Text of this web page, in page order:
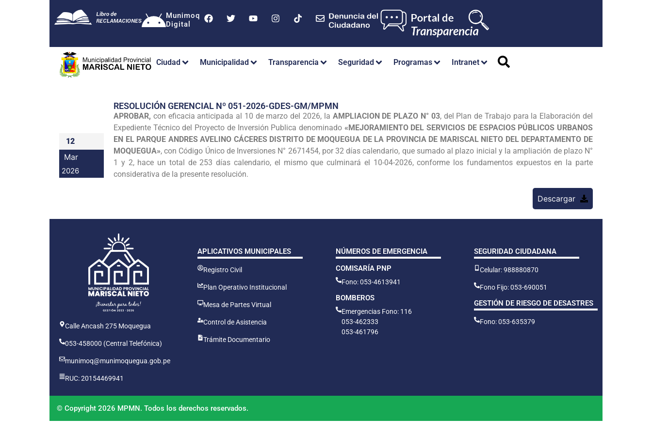
Munimoq
Digital
Ciudad Municipalidad Transparencia Seguridad Programas Intranet
12
Mar
2026
RESOLUCIÓN GERENCIAL Nº 051-2026-GDES-GM/MPMN
APROBAR, con eficacia anticipada al 10 de marzo del 2026, la AMPLIACION DE PLAZO N° 03, del Plan de Trabajo para la Elaboración del
Expediente Técnico del Proyecto de Inversión Publica denominado «MEJORAMIENTO DEL SERVICIOS DE ESPACIOS PÚBLICOS URBANOS
EN EL PARQUE ANDRES AVELINO CÁCERES DISTRITO DE MOQUEGUA DE LA PROVINCIA DE MARISCAL NIETO DEL DEPARTAMENTO DE
MOQUEGUA», con Código Único de Inversiones N° 2671454, por 32 días calendario, que sumado al plazo inicial y la ampliación de plazo N°
1 y 2, hace un total de 253 días calendario, el mismo que culminará el 10-04-2026, conforme los fundamentos expuestos en la parte
considerativa de la presente resolución.
Descargar
Calle Ancash 275 Moquegua
053-458000 (Central Telefónica)
munimoq@munimoquegua.gob.pe
RUC: 20154469941
APLICATIVOS MUNICIPALES
Registro Civil
Plan Operativo Institucional
Mesa de Partes Virtual
Control de Asistencia
Trámite Documentario
NÚMEROS DE EMERGENCIA
COMISARÍA PNP
Fono: 053-4613941
BOMBEROS
Emergencias Fono: 116
053-462333
053-461796
SEGURIDAD CIUDADANA
Celular: 988880870
Fono Fijo: 053-690051
GESTIÓN DE RIESGO DE DESASTRES
Fono: 053-635379
© Copyright 2026 MPMN. Todos los derechos reservados.